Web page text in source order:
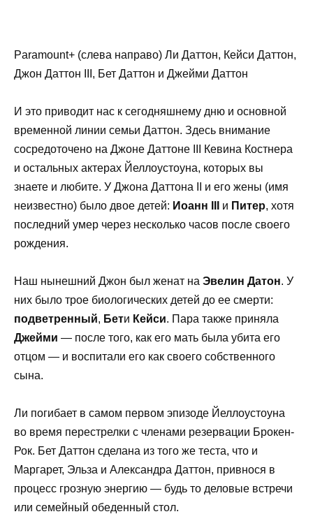
Paramount+ (слева направо) Ли Даттон, Кейси Даттон,
Джон Даттон III, Бет Даттон и Джейми Даттон
И это приводит нас к сегодняшнему дню и основной
временной линии семьи Даттон. Здесь внимание
сосредоточено на Джоне Даттоне III Кевина Костнера
и остальных актерах Йеллоустоуна, которых вы
знаете и любите. У Джона Даттона II и его жены (имя
неизвестно) было двое детей: Иоанн III и Питер, хотя
последний умер через несколько часов после своего
рождения.
Наш нынешний Джон был женат на Эвелин Датон. У
них было трое биологических детей до ее смерти:
подветренный, Бети Кейси. Пара также приняла
Джейми — после того, как его мать была убита его
отцом — и воспитали его как своего собственного
сына.
Ли погибает в самом первом эпизоде ​​Йеллоустоуна
во время перестрелки с членами резервации Брокен-
Рок. Бет Даттон сделана из того же теста, что и
Маргарет, Эльза и Александра Даттон, привнося в
процесс грозную энергию — будь то деловые встречи
или семейный обеденный стол.